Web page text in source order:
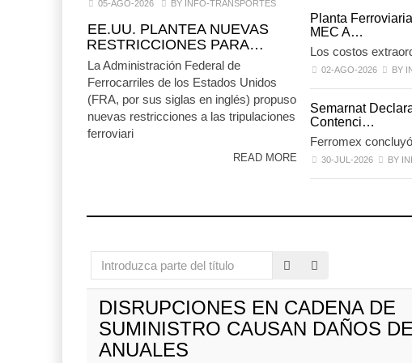
05-AGO-2026 BY INFO-TRANSPORTES
EE.UU. PLANTEA NUEVAS
RESTRICCIONES PARA…
La Administración Federal de
Ferrocarriles de los Estados Unidos
(FRA, por sus siglas en inglés) propuso
nuevas restricciones a las tripulaciones
ferroviari
READ MORE
Planta
MEC A…
Los costos
02-AGO-2026 BY
Semarnat
Contenci…
Ferromex
30-JUL-2026 BY
Introduzca
parte
del
título
DISRUPCIONES EN CADENA DE
SUMINISTRO CAUSAN DAÑOS
ANUALES
ExxonMobil lleva
mantenimiento predictivo al
Cruceros crecen en Caribe
mientras bajan ferr ...
04 AGO 2026
...
05 AGO
TMAZ eleva 77%
movimiento
05 AGO 2026
EE.UU. plantea
restricciones ...